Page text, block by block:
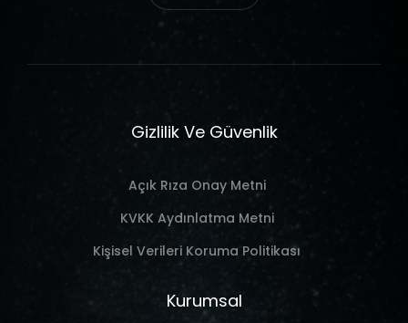
Gizlilik Ve Güvenlik
Açık Rıza Onay Metni
KVKK Aydınlatma Metni
Kişisel Verileri Koruma Politikası
Kurumsal